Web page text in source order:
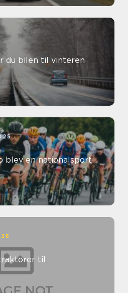
du bilen til vinteren
blev en nationalsport
til